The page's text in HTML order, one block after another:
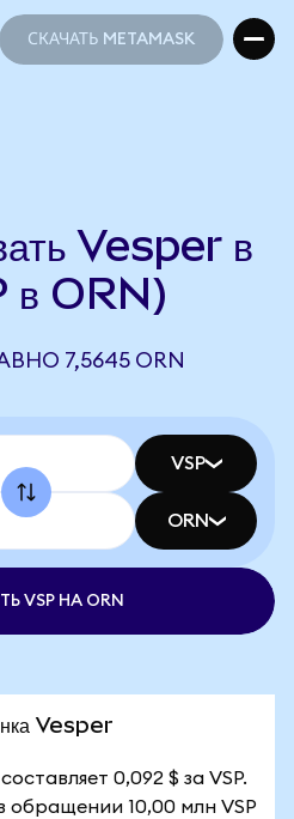
СКАЧАТЬ METAMASK
Vesper в
в ORN)
7,5645 ORN
VSP
ORN
VSP НА ORN
Vesper
0,092 $ за VSP.
обращении 10,00 млн VSP